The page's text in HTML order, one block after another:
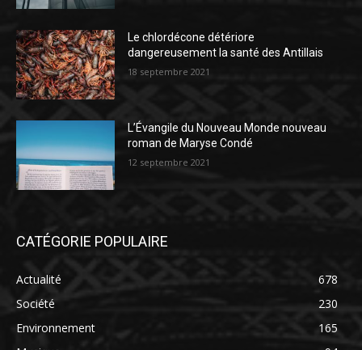
Le chlordécone détériore
dangereusement la santé des Antillais
18 septembre 2021
L’Évangile du Nouveau Monde nouveau
roman de Maryse Condé
12 septembre 2021
CATÉGORIE POPULAIRE
Actualité
678
Société
230
Environnement
165